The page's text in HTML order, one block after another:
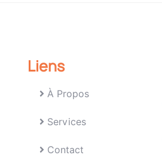
Liens
À Propos
Services
Contact